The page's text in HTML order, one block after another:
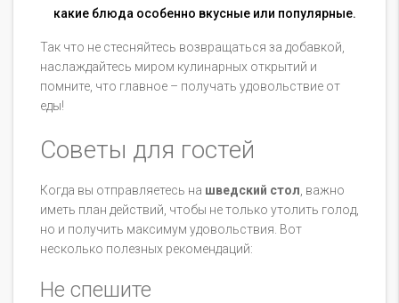
какие блюда особенно вкусные или популярные.
Так что не стесняйтесь возвращаться за добавкой,
наслаждайтесь миром кулинарных открытий и
помните, что главное – получать удовольствие от
еды!
Советы для гостей
Когда вы отправляетесь на шведский стол , важно
иметь план действий, чтобы не только утолить голод,
но и получить максимум удовольствия. Вот
несколько полезных рекомендаций:
Не спешите